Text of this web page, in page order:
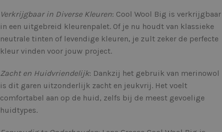
Verkrijgbaar in Diverse Kleuren: Cool Wool Big is verkrijgbaar
in een uitgebreid kleurenpalet. Of je nu houdt van klassieke
neutrale tinten of levendige kleuren, je zult zeker de perfecte
kleur vinden voor jouw project.
Zacht en Huidvriendelijk: Dankzij het gebruik van merinowol
is dit garen uitzonderlijk zacht en jeukvrij. Het voelt
comfortabel aan op de huid, zelfs bij de meest gevoelige
huidtypes.